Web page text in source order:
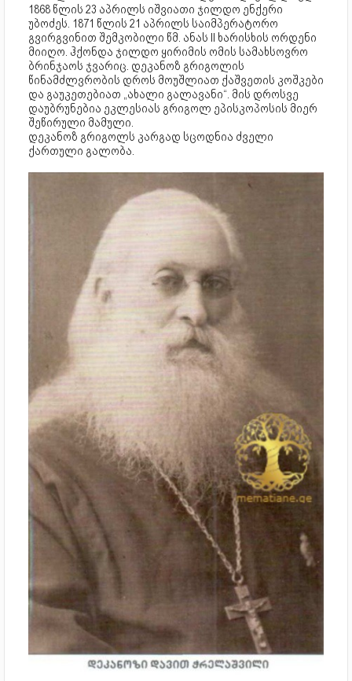
1868 წლის 23 აპრილს იშვიათი ჯილდო ენქერი
უბოძეს. 1871 წლის 21 აპრილს საიმპერატორო
გვირგვინით შემკობილი წმ. ანას II ხარისხის ორდენი
მიიღო. ჰქონდა ჯილდო ყირიმის ომის სამახსოვრო
ბრინჯაოს ჯვარიც. დეკანოზ გრიგოლის
წინამძლვრობის დროს მოუშლიათ ქაშვეთის კოშკები
და გაუკეთებიათ „ახალი გალავანი“. მის დროსვე
დაუბრუნებია ეკლესიას გრიგოლ ეპისკოპოსის მიერ
შეწირული მამული.
დეკანოზ გრიგოლს კარგად სცოდნია ძველი
ქართული გალობა.